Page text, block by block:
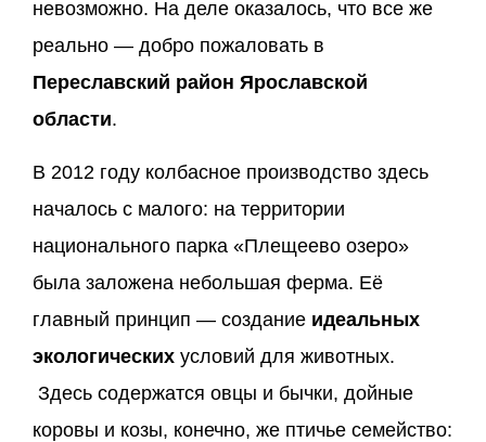
невозможно. На деле оказалось, что все же
реально — добро пожаловать в
Переславский район Ярославской
области.
В 2012 году колбасное производство здесь
началось с малого: на территории
национального парка «Плещеево озеро»
была заложена небольшая ферма. Её
главный принцип — создание идеальных
экологических условий для животных.
Здесь содержатся овцы и бычки, дойные
коровы и козы, конечно, же птичье семейство: